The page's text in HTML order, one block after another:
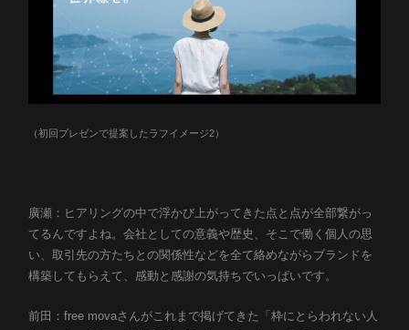
（初回プレゼンで提案したラフイメージ2）
廣瀬：ヒアリングの中で浮かび上がってきた点と点が全部繋がっ
てるんですよね。会社としての意義や歴史、そこで働く個人の思
い、取引先の方たちとの関係性などを全て絡めながらブランドを
構築してもらえて、感動と感謝の気持ちでいっぱいです。
前田：free movaさんがこれまで掲げてきた「枠にとらわれない人